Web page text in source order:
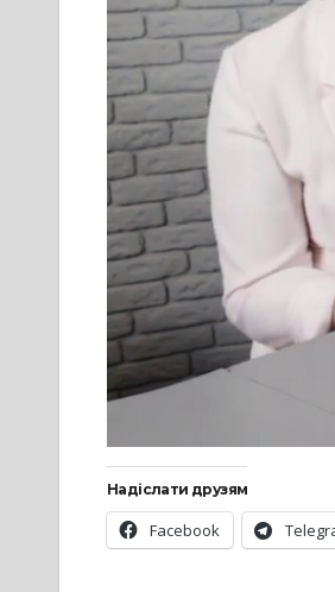
Надіслати друзям
Facebook